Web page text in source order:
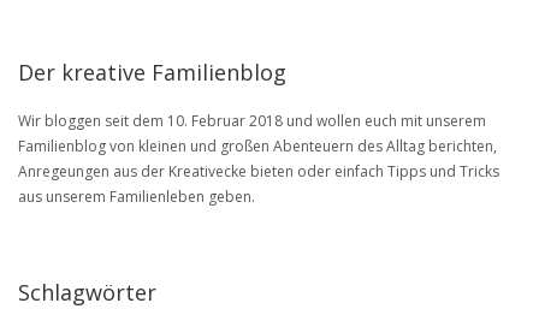
Der kreative Familienblog
Wir bloggen seit dem 10. Februar 2018 und wollen euch mit unserem
Familienblog von kleinen und großen Abenteuern des Alltag berichten,
Anregeungen aus der Kreativecke bieten oder einfach Tipps und Tricks
aus unserem Familienleben geben.
Schlagwörter